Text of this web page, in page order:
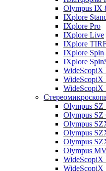
Olympus IX
IXplore
IXplore Pro
IXplore Live
IXplore
IXplore Spin
IXplore
WideScopiX
Olympus SZ
Olympus SZ
Olympus
Olympus
Olympus
Olympus
WideScopiX
WideScopiX